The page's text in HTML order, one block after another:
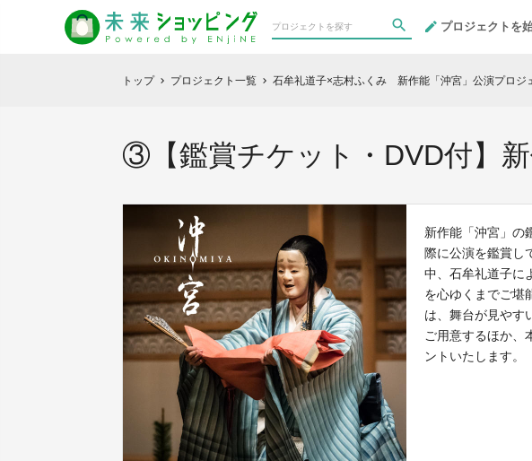
プロジェクトを
トップ chevron_right プロジェクト一覧 chevron_right 石牟礼道子×志村ふくみ 新作能「沖宮」公演プロジ
③【鑑賞チケット・DVD付】新
新作能「沖宮」の
際に公演を鑑賞し
中、石牟礼道子に
を心ゆくまでご堪
は、舞台が見やす
ご用意するほか、
ントいたします。